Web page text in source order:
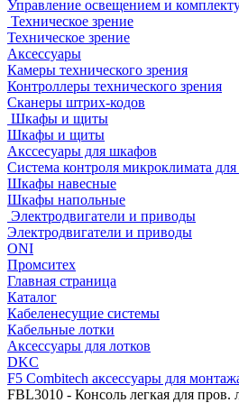
Управление освещением и
Техническое зрение
Техническое зрение
Аксессуары
Камеры технического зрения
Контроллеры технического зрения
Сканеры штрих-кодов
Шкафы и щиты
Шкафы и щиты
Акссесуары для шкафов
Система контроля микроклимата
Шкафы навесные
Шкафы напольные
Электродвигатели и приводы
Электродвигатели и приводы
ONI
Промситех
Главная страница
Каталог
Кабеленесущие системы
Кабельные лотки
Аксессуары для лотков
DKC
F5 Combitech аксессуары для
FBL3010 - Консоль легкая для пров.